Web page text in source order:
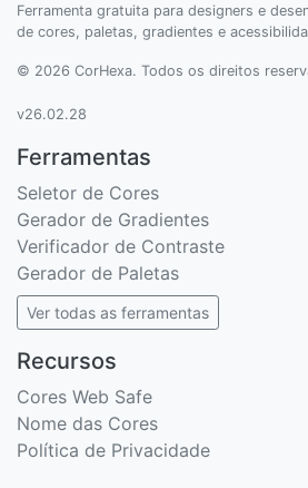
Ferramenta gratuita para designers e
de cores, paletas, gradientes e
© 2026 CorHexa. Todos os direitos
v26.02.28
Ferramentas
Seletor de Cores
Gerador de Gradientes
Verificador de Contraste
Gerador de Paletas
Ver todas as ferramentas
Recursos
Cores Web Safe
Nome das Cores
Política de Privacidade